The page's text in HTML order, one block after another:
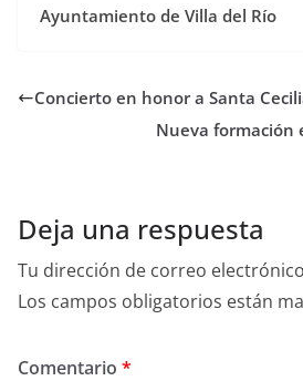
Ayuntamiento de Villa del Río
Concierto en honor a Santa
Nueva formación
Deja una respuesta
Tu dirección de correo
Los campos obligatorios están
Comentario *